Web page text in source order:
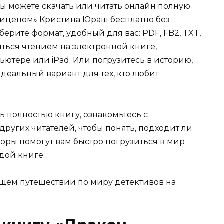
можете скачать или читать онлайн полную
Кристина Юраш бесплатно без
формат, удобный для вас: PDF, FB2, TXT,
чтением на электронной книге,
или iPad. Или погрузитесь в историю,
вариант для тех, кто любит
книгу, ознакомьтесь с
читателей, чтобы понять, подходит ли
помогут вам быстро погрузиться в мир
книге.
путешествии по миру детективов на